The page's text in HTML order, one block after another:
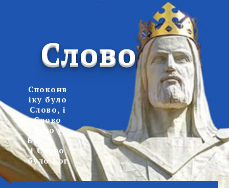
Слово
Споконв
іку було
Слово, і
Слово
було у
Бога,
і Слово
було Бог